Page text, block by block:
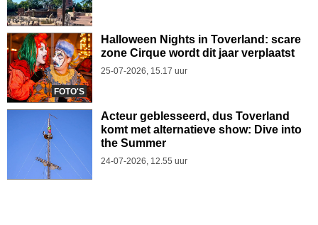
FOTO'S
Halloween Nights in Toverland: scare
zone Cirque wordt dit jaar verplaatst
25-07-2026, 15.17 uur
Acteur geblesseerd, dus Toverland
komt met alternatieve show: Dive into
the Summer
24-07-2026, 12.55 uur